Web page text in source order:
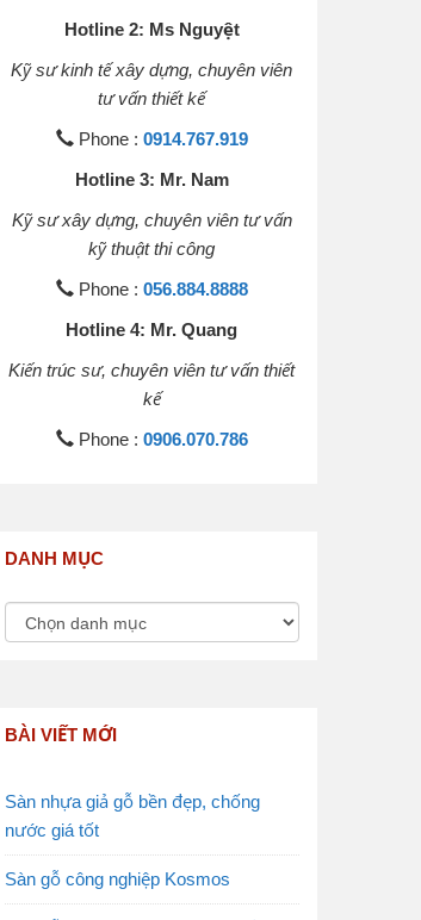
Hotline 2: Ms Nguyệt
Kỹ sư kinh tế xây dựng, chuyên viên
tư vấn thiết kế
Phone : 0914.767.919
Hotline 3: Mr. Nam
Kỹ sư xây dựng, chuyên viên tư vấn
kỹ thuật thi công
Phone : 056.884.8888
Hotline 4: Mr. Quang
Kiến trúc sư, chuyên viên tư vấn thiết
kế
Phone : 0906.070.786
DANH MỤC
BÀI VIẾT MỚI
Sàn nhựa giả gỗ bền đẹp, chống
nước giá tốt
Sàn gỗ công nghiệp Kosmos